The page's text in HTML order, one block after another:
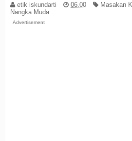
etik iskundarti 06.00 Masakan
Nangka Muda
Advertisement